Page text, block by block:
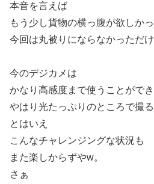
本音を言えば
もう少し貨物の横っ腹が欲しかっ
今回は丸被りにならなかっただ
今のデジカメは
かなり高感度まで使うことができ
やはり光たっぷりのところで撮
とはいえ
こんなチャレンジングな状況も
また楽しからずやw。
さぁ